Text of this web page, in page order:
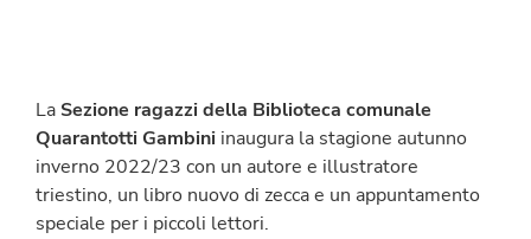
La Sezione ragazzi della Biblioteca comunale
Quarantotti Gambini inaugura la stagione autunno
inverno 2022/23 con un autore e illustratore
triestino, un libro nuovo di zecca e un appuntamento
speciale per i piccoli lettori.